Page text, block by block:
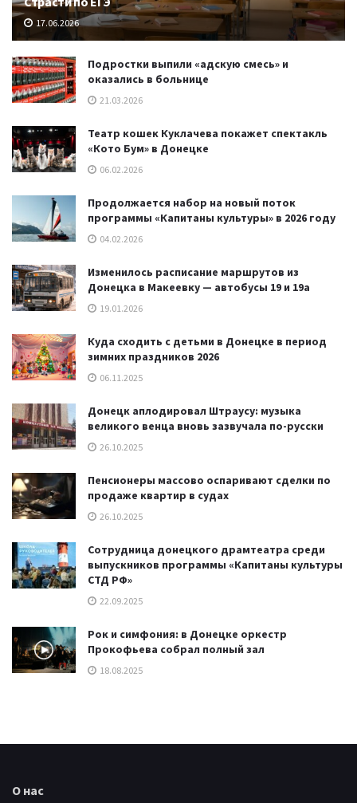
17.06.2026
Подростки выпили «адскую смесь» и
оказались в больнице
21.03.2026
Театр кошек Куклачева покажет спектакль
«Кото Бум» в Донецке
06.02.2026
Продолжается набор на новый поток
программы «Капитаны культуры» в 2026 году
04.02.2026
Изменилось расписание маршрутов из
Донецка в Макеевку — автобусы 19 и 19а
19.01.2026
Куда сходить с детьми в Донецке в период
зимних праздников 2026
06.11.2025
Донецк аплодировал Штраусу: музыка
великого венца вновь зазвучала по-русски
26.10.2025
Пенсионеры массово оспаривают сделки по
продаже квартир в судах
26.10.2025
Сотрудница донецкого драмтеатра среди
выпускников программы «Капитаны культуры
СТД РФ»
22.09.2025
Рок и симфония: в Донецке оркестр
Прокофьева собрал полный зал
18.08.2025
О нас